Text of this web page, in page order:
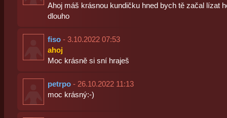
Ahoj máš krásnou kundičku hned bych tě začal lízat
dlouho
fiso- 3.10.2022 07:53
ahoj
Moc krásně si sní hraješ
petrpo- 26.10.2022 11:13
moc krásný:-)